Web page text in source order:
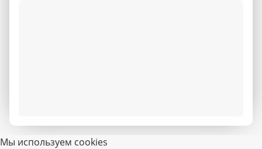
Мы используем cookies